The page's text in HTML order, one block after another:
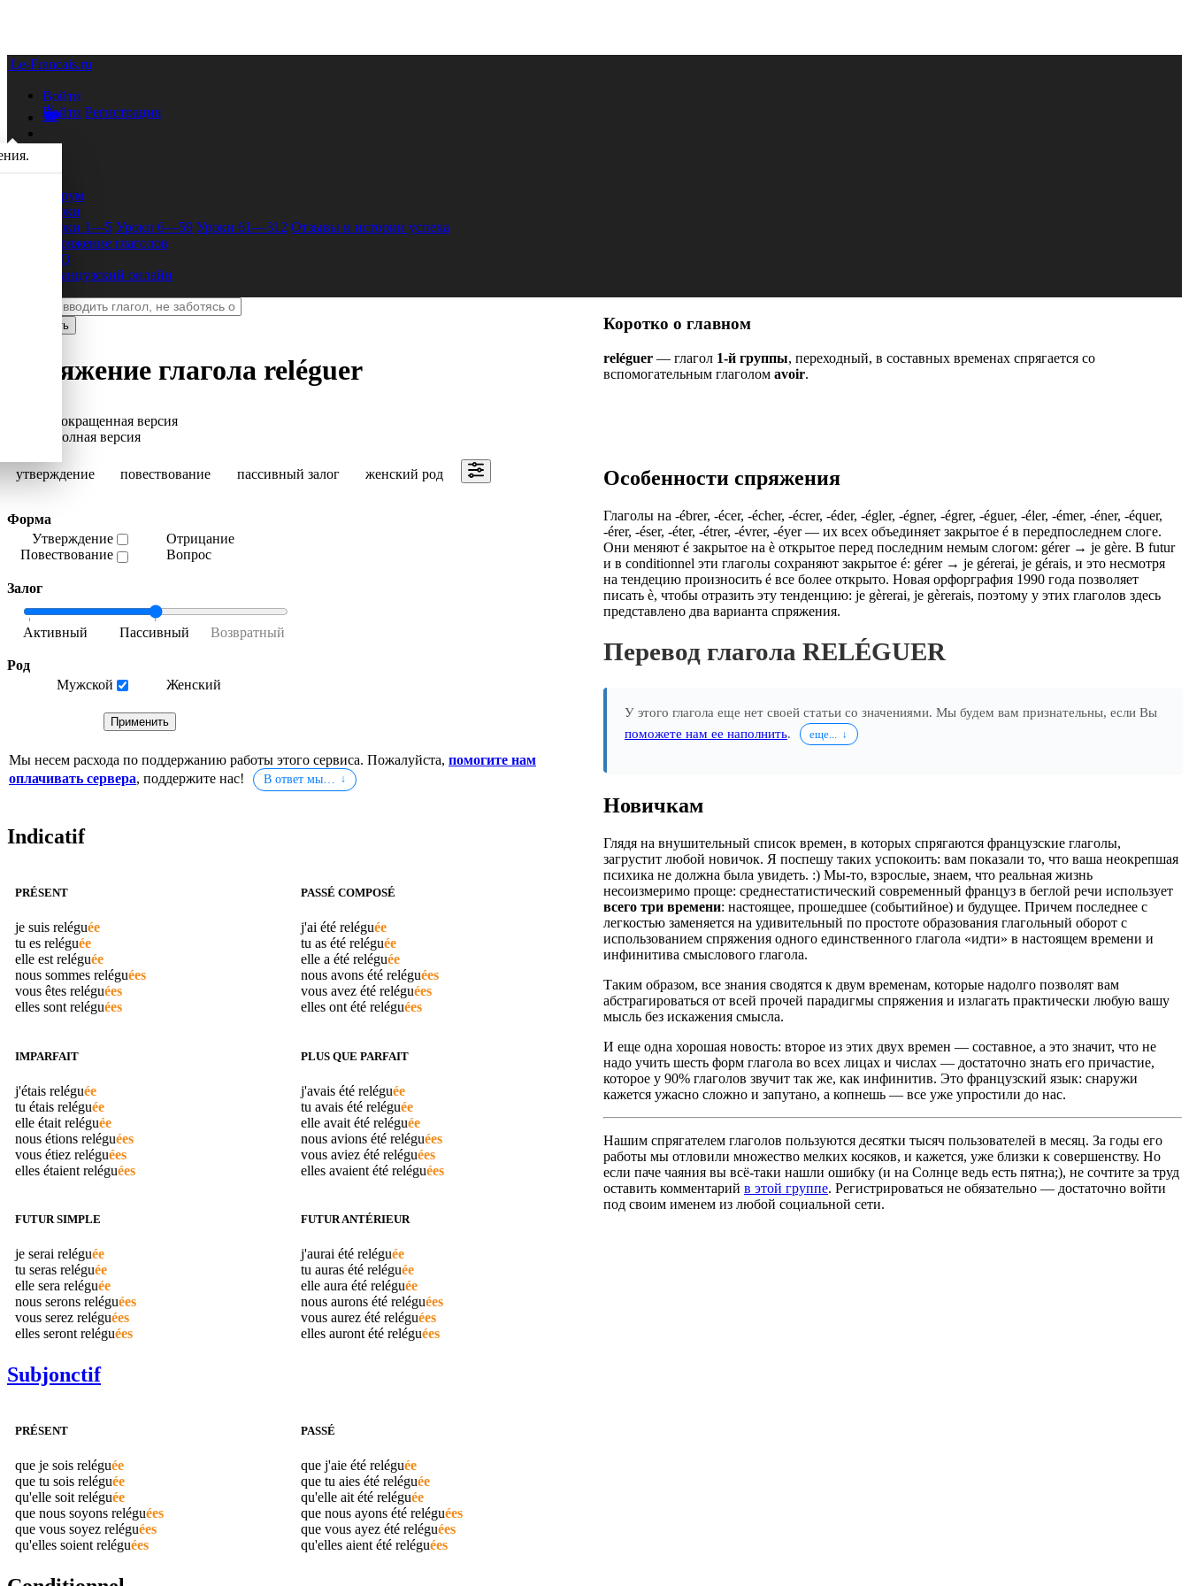
Le-Francais.ru
Войти
Войти Регистрация
Форум
Уроки
Уроки 1—5 Уроки 6—59 Уроки 61—312 Отзывы и истории успеха
Спряжение глаголов
FAQ
Французский онлайн
Спряжение глагола reléguer
Сокращенная версия
Полная версия
утверждение повествование пассивный залог женский род
Форма
Утверждение
Повествование
Отрицание
Вопрос
Залог
Род
Мужской
Женский
Мы несем расхода по поддержанию работы этого сервиса. Пожалуйста, помогите нам
оплачивать сервера, поддержите нас! В ответ мы…
Indicatif
PRÉSENT
je suis reléguée
tu es reléguée
elle est reléguée
nous sommes reléguées
vous êtes reléguées
elles sont reléguées
PASSÉ COMPOSÉ
j'ai été reléguée
tu as été reléguée
elle a été reléguée
nous avons été reléguées
vous avez été reléguées
elles ont été reléguées
IMPARFAIT
j'étais reléguée
tu étais reléguée
elle était reléguée
nous étions reléguées
vous étiez reléguées
elles étaient reléguées
PLUS QUE PARFAIT
j'avais été reléguée
tu avais été reléguée
elle avait été reléguée
nous avions été reléguées
vous aviez été reléguées
elles avaient été reléguées
FUTUR SIMPLE
je serai reléguée
tu seras reléguée
elle sera reléguée
nous serons reléguées
vous serez reléguées
elles seront reléguées
FUTUR ANTÉRIEUR
j'aurai été reléguée
tu auras été reléguée
elle aura été reléguée
nous aurons été reléguées
vous aurez été reléguées
elles auront été reléguées
Subjonctif
PRÉSENT
que je sois reléguée
que tu sois reléguée
qu'elle soit reléguée
que nous soyons reléguées
que vous soyez reléguées
qu'elles soient reléguées
PASSÉ
que j'aie été reléguée
que tu aies été reléguée
qu'elle ait été reléguée
que nous ayons été reléguées
que vous ayez été reléguées
qu'elles aient été reléguées
Коротко о главном
reléguer — глагол 1-й группы, переходный, в составных временах спрягается со
вспомогательным глаголом avoir.
Особенности спряжения
Глаголы на -ébrer, -écer, -écher, -écrer, -éder, -égler, -égner, -égrer, -éguer, -éler, -émer, -éner, -équer,
-érer, -éser, -éter, -étrer, -évrer, -éyer — их всех объединяет закрытое é в передпоследнем слоге.
Они меняют é закрытое на è открытое перед последним немым слогом: gérer → je gère. В futur
и в conditionnel эти глаголы сохраняют закрытое é: gérer → je gérerai, je gérais, и это несмотря
на тендецию произносить é все более открыто. Новая орфорграфия 1990 года позволяет
писать è, чтобы отразить эту тенденцию: je gèrerai, je gèrerais, поэтому у этих глаголов здесь
представлено два варианта спряжения.
Перевод глагола RELÉGUER
У этого глагола еще нет своей статьи со значениями. Мы будем вам признательны, если Вы
поможете нам ее наполнить. еще...
Новичкам
Глядя на внушительный список времен, в которых спрягаются французские глаголы,
загрустит любой новичок. Я поспешу таких успокоить: вам показали то, что ваша неокрепшая
психика не должна была увидеть. :) Мы-то, взрослые, знаем, что реальная жизнь
несоизмеримо проще: среднестатистический современный француз в беглой речи использует
всего три времени: настоящее, прошедшее (событийное) и будущее. Причем последнее с
легкостью заменяется на удивительный по простоте образования глагольный оборот с
использованием спряжения одного единственного глагола «идти» в настоящем времени и
инфинитива смыслового глагола.
Таким образом, все знания сводятся к двум временам, которые надолго позволят вам
абстрагироваться от всей прочей парадигмы спряжения и излагать практически любую вашу
мысль без искажения смысла.
И еще одна хорошая новость: второе из этих двух времен — составное, а это значит, что не
надо учить шесть форм глагола во всех лицах и числах — достаточно знать его причастие,
которое у 90% глаголов звучит так же, как инфинитив. Это французский язык: снаружи
кажется ужасно сложно и запутано, а копнешь — все уже упростили до нас.
Нашим спрягателем глаголов пользуются десятки тысяч пользователей в месяц. За годы его
работы мы отловили множество мелких косяков, и кажется, уже близки к совершенству. Но
если паче чаяния вы всё-таки нашли ошибку (и на Солнце ведь есть пятна;), не сочтите за труд
оставить комментарий в этой группе. Регистрироваться не обязательно — достаточно войти
под своим именем из любой социальной сети.